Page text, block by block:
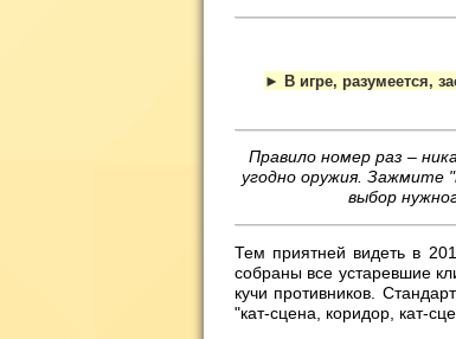
► В игре, разумеется,
Правило номер раз –
угодно оружия. Зажмите
выбор
Тем приятней видеть в
собраны все устаревшие
кучи противников.
"кат-сцена, коридор, кат-